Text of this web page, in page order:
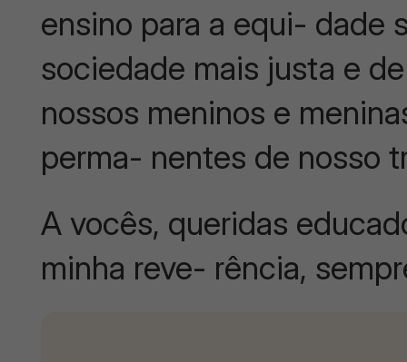
ensino para a equi- dade
sociedade mais justa e
nossos meninos e
perma- nentes de nosso
A vocês, queridas
minha reve- rência,